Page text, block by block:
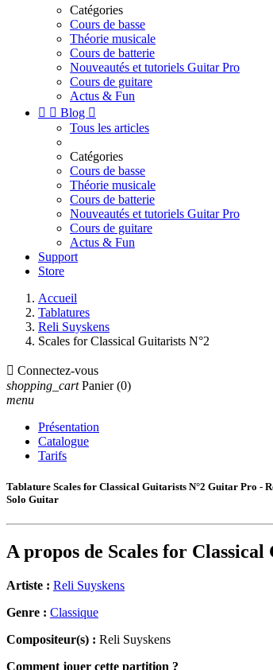
Catégories
Cours de basse
Théorie musicale
Cours de batterie
Nouveautés et tutoriels Guitar Pro
Cours de guitare
Actus & Fun
  Blog 
Tous les articles
Catégories
Cours de basse
Théorie musicale
Cours de batterie
Nouveautés et tutoriels Guitar Pro
Cours de guitare
Actus & Fun
Support
Store
Accueil
Tablatures
Reli Suyskens
Scales for Classical Guitarists N°2
 Connectez-vous
shopping_cart Panier (0)
menu
Présentation
Catalogue
Tarifs
Tablature Scales for Classical Guitarists N°2 Guitar Pro -
Solo Guitar
A propos de Scales for Classical
Artiste : Reli Suyskens
Genre : Classique
Compositeur(s) : Reli Suyskens
Comment jouer cette partition ?